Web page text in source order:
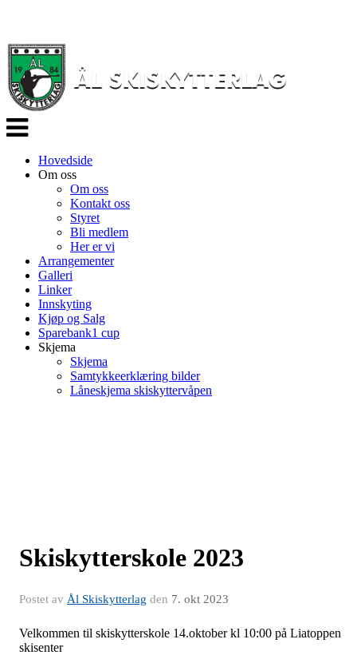
Veksle
navigasjon
Hovedside
Om oss
Om oss
Kontakt oss
Styret
Bli medlem
Her er vi
Arrangementer
Galleri
Linker
Innskyting
Kjøp og Salg
Sparebank1 cup
Skjema
Skjema
Samtykkeerklæring bilder
Låneskjema skiskyttervåpen
Skiskytterskole 2023
Postet av Ål Skiskytterlag den 7. okt 2023
Velkommen til skiskytterskole 14.oktober kl 10:00 på Liatoppen
skisenter